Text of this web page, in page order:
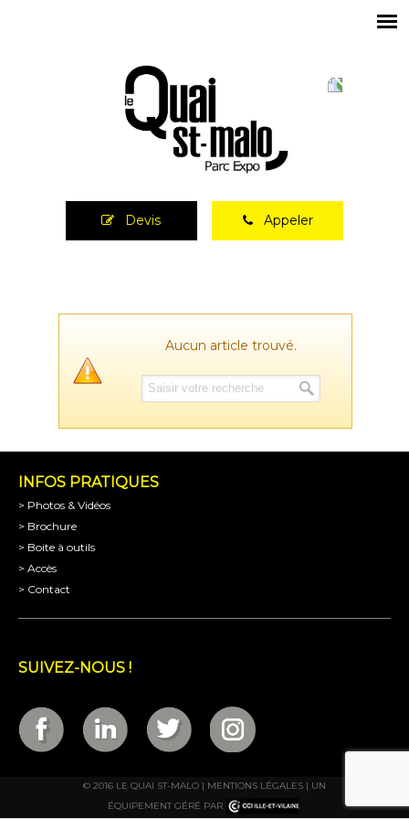
Devis Appeler
Aucun article trouvé.
INFOS PRATIQUES
> Photos & Vidéos
> Brochure
> Boite à outils
> Accès
> Contact
SUIVEZ-NOUS !
© 2016 LE QUAI ST-MALO | MENTIONS LÉGALES | UN
ÉQUIPEMENT GÉRÉ PAR